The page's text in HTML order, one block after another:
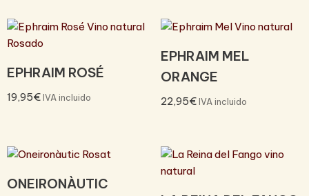
EPHRAIM ROSÉ
19,95€IVA incluido
EPHRAIM MEL
ORANGE
22,95€ IVA incluido
ONEIRONÀUTIC